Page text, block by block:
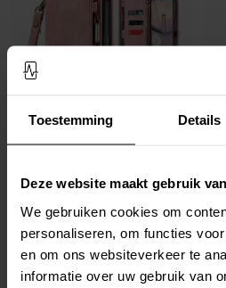
Toestemming Details
Deze website maakt gebruik
We gebruiken cookies om
personaliseren, om functies
en om ons websiteverkeer te
informatie over uw gebruik van
CaseMe -Multi-slot Hoesje Google Pixel